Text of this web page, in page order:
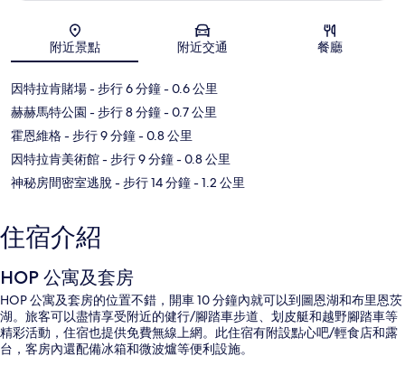
地圖
附近景點 附近交通 餐廳
因特拉肯賭場- 步行 6 分鐘- 0.6 公里
赫赫馬特公園 - 步行 8 分鐘- 0.7 公里
霍恩維格- 步行 9 分鐘- 0.8 公里
因特拉肯美術館- 步行 9 分鐘- 0.8 公里
神秘房間密室逃脫- 步行 14 分鐘- 1.2 公里
住宿介紹
HOP 公寓及套房
HOP 公寓及套房的位置不錯，開車 10 分鐘內就可以到圖恩湖和布里恩茨
湖。旅客可以盡情享受附近的健行/腳踏車步道、划皮艇和越野腳踏車等
精彩活動，住宿也提供免費無線上網。此住宿有附設點心吧/輕食店和露
台，客房內還配備冰箱和微波爐等便利設施。